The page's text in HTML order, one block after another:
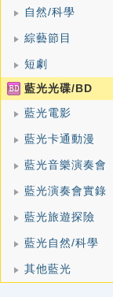
自然/科學
綜藝節目
短劇
藍光光碟/BD
藍光電影
藍光卡通動漫
藍光音樂演奏會
藍光演奏會實錄
藍光旅遊探險
藍光自然/科學
其他藍光